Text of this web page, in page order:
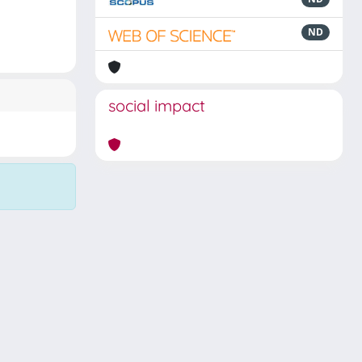
ND
social impact